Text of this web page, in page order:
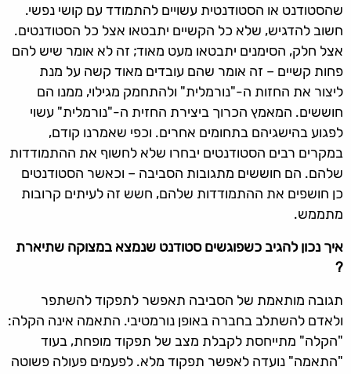
שהסטודנט או הסטודנטית עשויים להתמודד עם קושי נפשי.
חשוב להדגיש, שלא כל הקשיים יתבטאו אצל כל הסטודנטים.
אצל חלק, הסימנים יתבטאו מעט מאוד; זה לא אומר שיש להם
פחות קשיים – זה אומר שהם עובדים מאוד קשה על מנת
ליצור את החזות ה-"נורמלית" ולהתחמק מגילוי, ממנו הם
חוששים. המאמץ הכרוך ביצירת החזית ה-"נורמלית" עשוי
לפגוע בהישגיהם בתחומים אחרים. וכפי שאמרנו קודם,
במקרים רבים הסטודנטים יבחרו שלא לחשוף את ההתמודדות
שלהם. הם חוששים מתגובות הסביבה – וכאשר הסטודנטים
כן חושפים את ההתמודדות שלהם, חשש זה לעיתים קרובות
מתממש.
איך נכון להגיב כשפוגשים סטודנט שנמצא במצוקה שתיארת
?
תגובה מותאמת של הסביבה תאפשר לתפקוד להשתפר
ולאדם להשתלב בחברה באופן נורמטיבי. התאמה אינה הקלה:
"הקלה" מתייחסת לקבלת מצב של תפקוד מופחת, בעוד
"התאמה" נועדה לאפשר תפקוד מלא. לפעמים פעולה פשוטה